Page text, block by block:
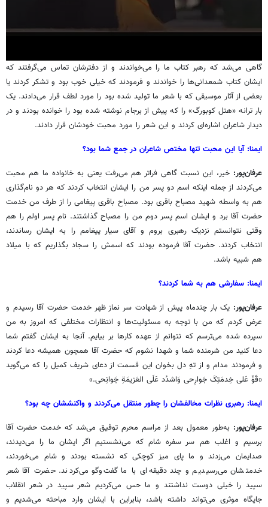
گاهی می‌شد که رهبر کتاب ما را می‌خواندند و از دفترشان تماس می‌گرفتند که
ایشان کتاب شمعدانی‎‌ها را خواندند و فرمودند که خیلی خوب بود و تشکر کردند یا
بعضی از آثار موسیقی که با شعر ما تولید شده بود را مورد لطف قرار می‌دادند. یک
بار ترانه «هتل کوبورگ» را که پیش از برجام نوشته شده بود را خوانده بودند و در
دیدار شاعران اشاره‌ای کردند و این شعر را مورد محبت خودشان قرار دادند.
ایمنا: آیا این محبت تنها مختص شاعران در جمع شما بود؟
عرفان‌پور: خیر، این نسبت گاهی فراتر هم می‌رفت یعنی به خانواده ما هم محبت
می‌کردند از جمله اینکه اسم دو پسر من را ایشان انتخاب کردند که هر دو نام‌گذاری
هم به واسطه شهید مصباح باقری بود. مصباح باقری پیغامی را از طرف من خدمت
حضرت آقا برد و ایشان اسم پسر دوم من را مصباح گذاشتند. نام پسر اولم را هم
وقتی نتوانستم نزدیک رهبری بروم و آقای سیار پیغامم را به ایشان رساندند،
انتخاب کردند. حضرت آقا فرموده بودند که اسمش را سجاد بگذاریم که با میلاد
هم شبیه باشد.
ایمنا: سفارشی هم به شما کردند؟
عرفان‌پور: یک بار چندماه پیش از شهادت سر نماز ظهر خدمت حضرت آقا رسیدم و
عرض کردم که من با توجه به مسئولیت‌ها و انتظارات مختلفی که امروز به من
سپرده شده می‌ترسم که نتوانم از عهده کارها بر بیایم. آنجا به ایشان گفتم شما
دعا کنید من شرمنده شما و شهدا نشوم که حضرت آقا همچون همیشه دعا کردند
و فرمودند مدام و از تهِ دل بخوان این قسمت از دعای شریف کمیل را که می‌گوید
«قَوِّ عَلی خِدمَتِکَ جَوارِحی وَاشدُد عَلَی العَزیمَةِ جَوانِحی.»
ایمنا: رهبری نظرات مخالفشان را چطور منتقل می‌کردند و واکنششان چه بود؟
عرفان‌پور: به‌طور معمول بعد از مراسم محرم توفیق می‌شد که خدمت حضرت آقا
برسیم و اغلب هم سر سفره شام که می‌نشستیم اگر ایشان ما را می‌دیدند،
صدایمان می‌زدند و ما پای میز کوچکی که نشسته بودند و شام می‌خوردند،
خدمتشان می‌رسیدیم و چند دقیقه‌ای با ما گفت‌وگو می‌کردند. حضرت آقا شعر
سپید را خیلی دوست نداشتند و ما حس می‌کردیم شعر سپید در شعر انقلاب
جایگاه موثری می‌تواند داشته باشد، بنابراین با ایشان وارد مباحثه می‌شدیم و